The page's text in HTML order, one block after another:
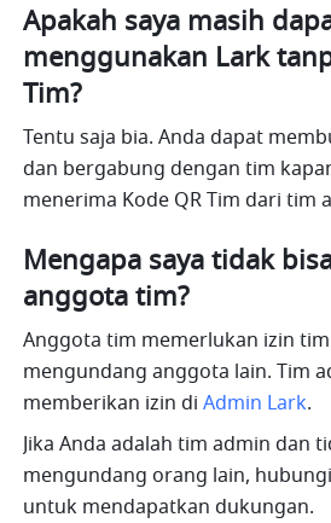
Apakah saya masih
menggunakan Lark
Tim?
Tentu saja bia. Anda dapat
dan bergabung dengan tim
menerima Kode QR Tim dari tim
Mengapa saya tidak
anggota tim?
Anggota tim memerlukan izin
mengundang anggota lain. Tim
memberikan izin di Admin Lark.
Jika Anda adalah tim admin dan
mengundang orang lain,
untuk mendapatkan dukungan.